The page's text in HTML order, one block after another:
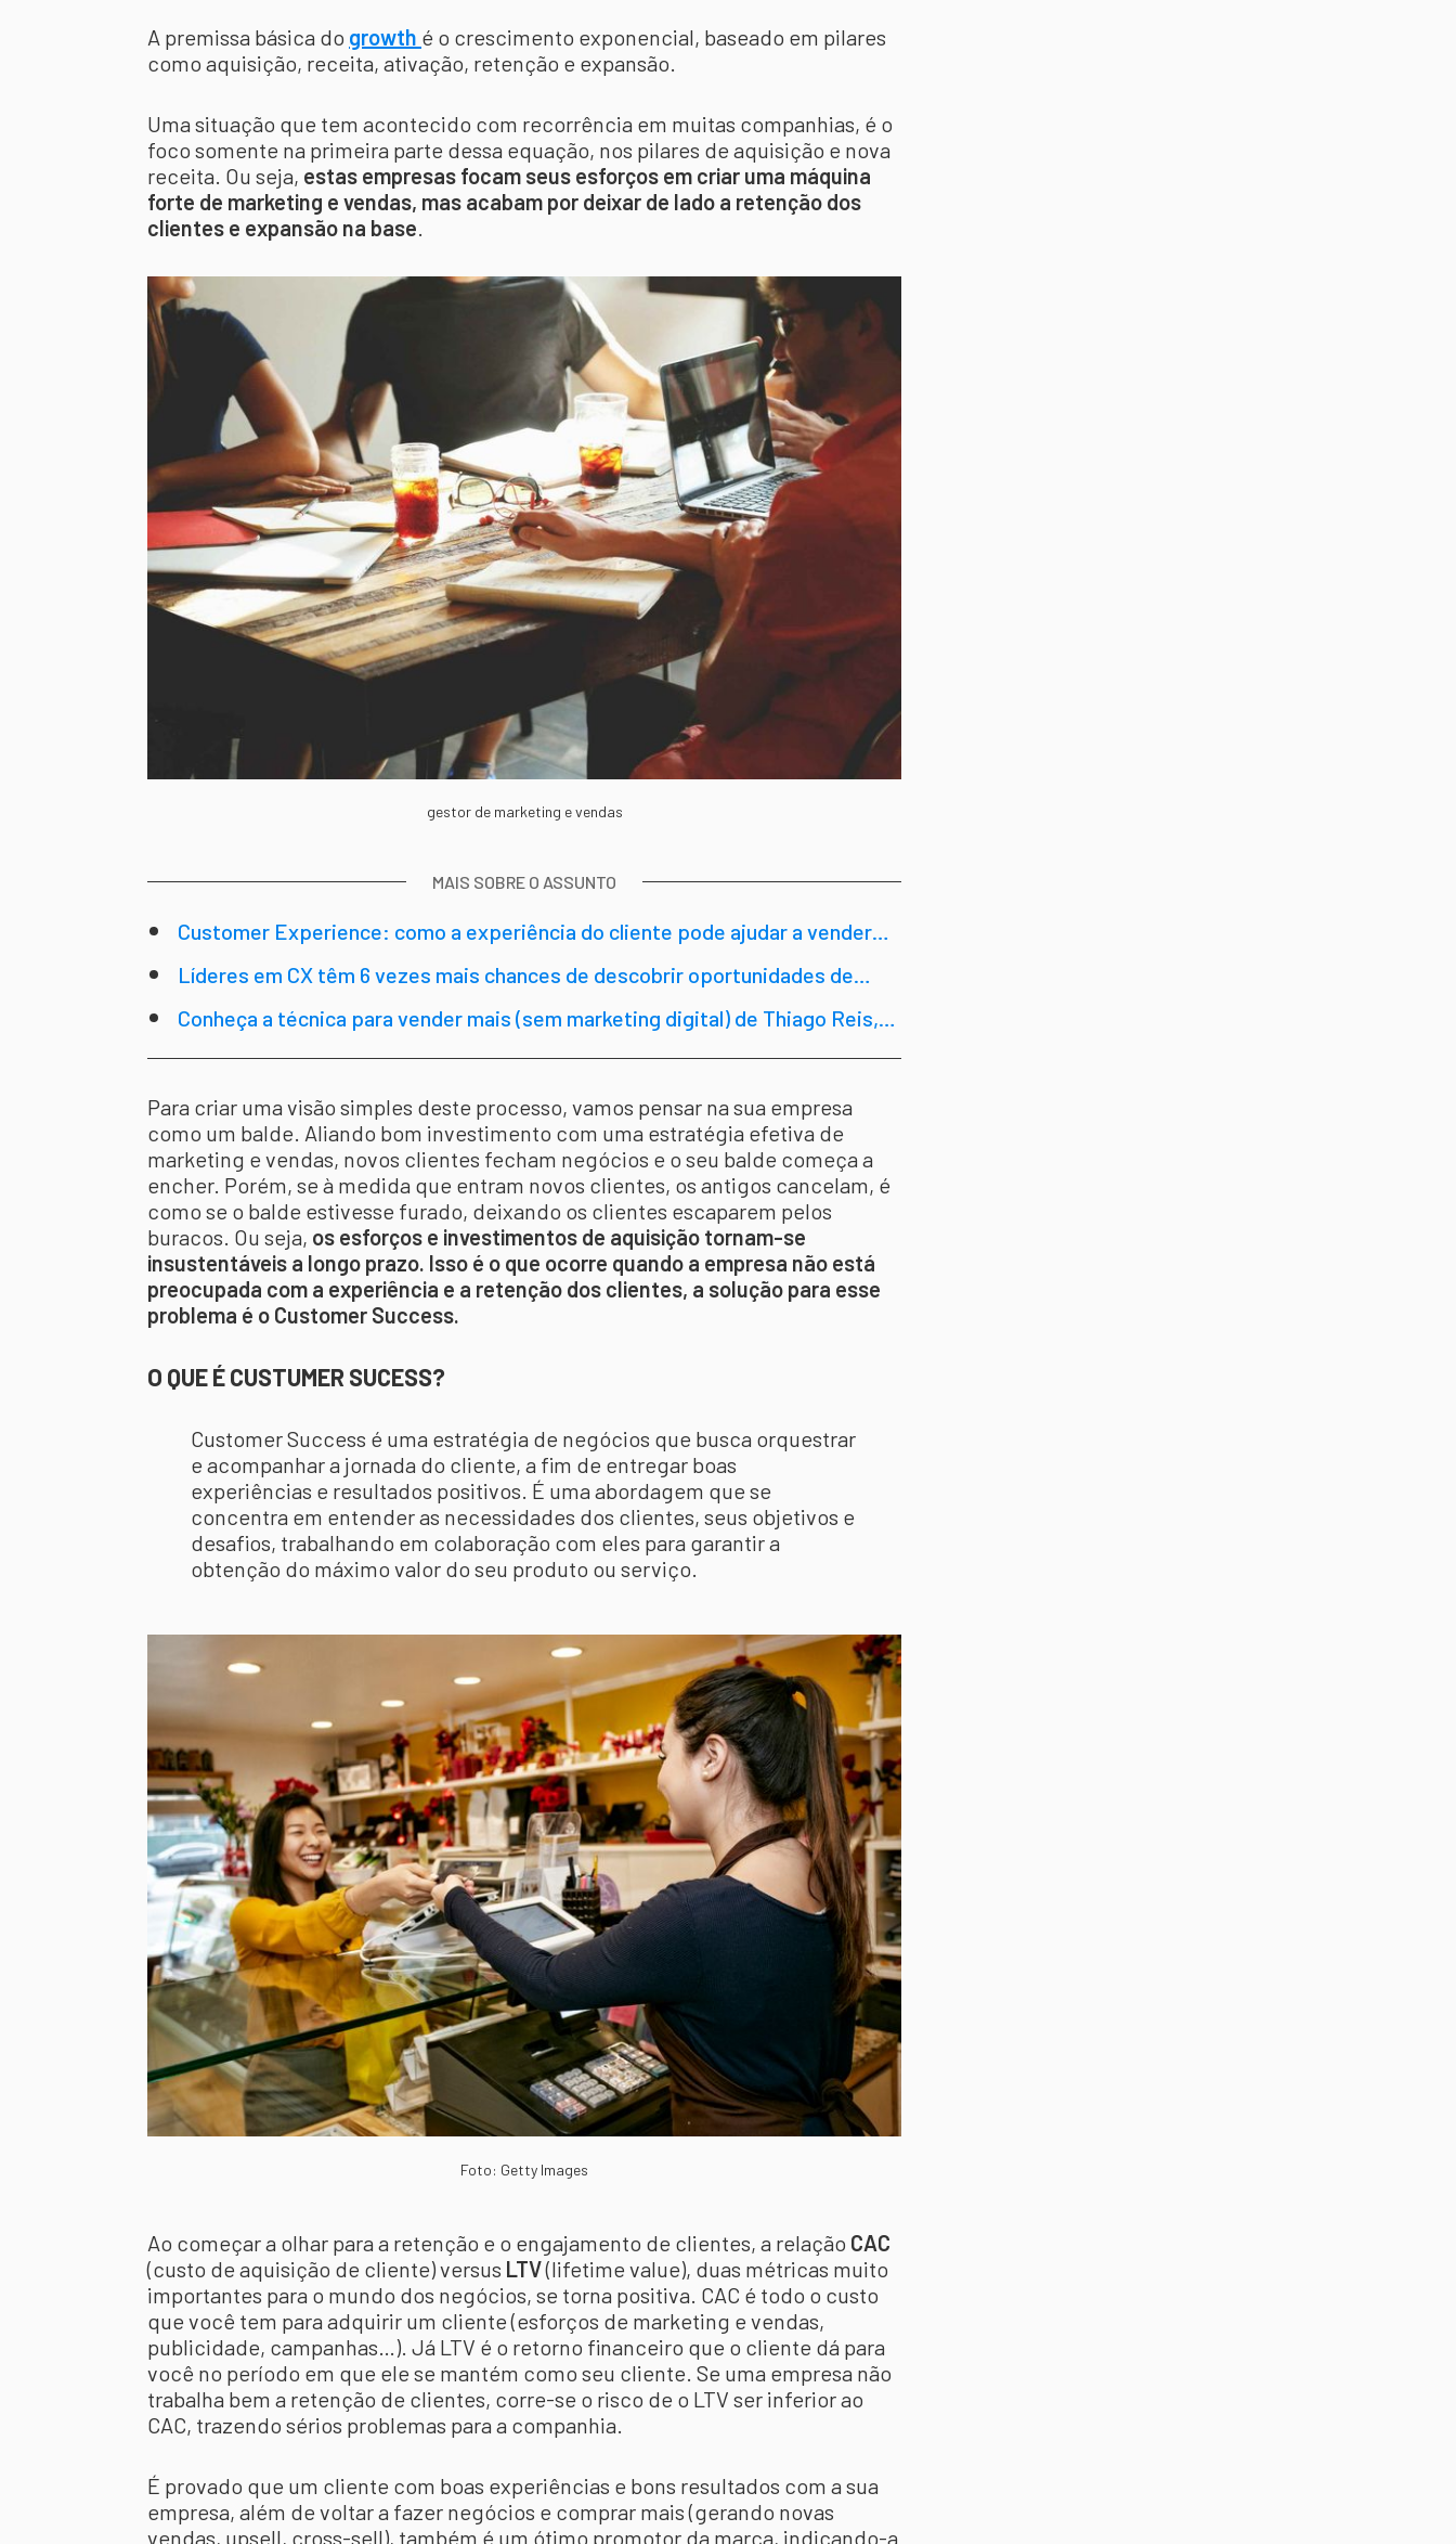
A premissa básica do growth é o crescimento exponencial, baseado em pilares
como aquisição, receita, ativação, retenção e expansão.
Uma situação que tem acontecido com recorrência em muitas companhias, é o
foco somente na primeira parte dessa equação, nos pilares de aquisição e nova
receita. Ou seja, estas empresas focam seus esforços em criar uma máquina
forte de marketing e vendas, mas acabam por deixar de lado a retenção dos
clientes e expansão na base.
gestor de marketing e vendas
MAIS SOBRE O ASSUNTO
Customer Experience: como a experiência do cliente pode ajudar a vender
Líderes em CX têm 6 vezes mais chances de descobrir oportunidades de
Conheça a técnica para vender mais (sem marketing digital) de Thiago Reis,
Para criar uma visão simples deste processo, vamos pensar na sua empresa
como um balde. Aliando bom investimento com uma estratégia efetiva de
marketing e vendas, novos clientes fecham negócios e o seu balde começa a
encher. Porém, se à medida que entram novos clientes, os antigos cancelam, é
como se o balde estivesse furado, deixando os clientes escaparem pelos
buracos. Ou seja, os esforços e investimentos de aquisição tornam-se
insustentáveis a longo prazo. Isso é o que ocorre quando a empresa não está
preocupada com a experiência e a retenção dos clientes, a solução para esse
problema é o Customer Success.
O QUE É CUSTUMER SUCESS?
Customer Success é uma estratégia de negócios que busca orquestrar
e acompanhar a jornada do cliente, a fim de entregar boas
experiências e resultados positivos. É uma abordagem que se
concentra em entender as necessidades dos clientes, seus objetivos e
desafios, trabalhando em colaboração com eles para garantir a
obtenção do máximo valor do seu produto ou serviço.
Foto: Getty Images
Ao começar a olhar para a retenção e o engajamento de clientes, a relação CAC
(custo de aquisição de cliente) versus LTV(lifetime value), duas métricas muito
importantes para o mundo dos negócios, se torna positiva. CAC é todo o custo
que você tem para adquirir um cliente (esforços de marketing e vendas,
publicidade, campanhas…). Já LTV é o retorno financeiro que o cliente dá para
você no período em que ele se mantém como seu cliente. Se uma empresa não
trabalha bem a retenção de clientes, corre-se o risco de o LTV ser inferior ao
CAC, trazendo sérios problemas para a companhia.
É provado que um cliente com boas experiências e bons resultados com a sua
empresa, além de voltar a fazer negócios e comprar mais (gerando novas
vendas, upsell, cross-sell), também é um ótimo promotor da marca, indicando-a